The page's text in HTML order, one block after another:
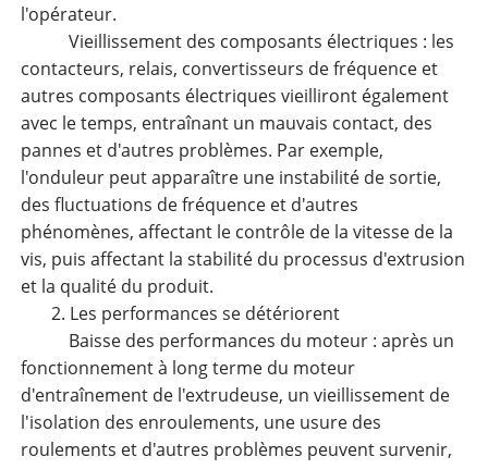
l'opérateur.
Vieillissement des composants électriques : les
contacteurs, relais, convertisseurs de fréquence et
autres composants électriques vieilliront également
avec le temps, entraînant un mauvais contact, des
pannes et d'autres problèmes. Par exemple,
l'onduleur peut apparaître une instabilité de sortie,
des fluctuations de fréquence et d'autres
phénomènes, affectant le contrôle de la vitesse de la
vis, puis affectant la stabilité du processus d'extrusion
et la qualité du produit.
2. Les performances se détériorent
Baisse des performances du moteur : après un
fonctionnement à long terme du moteur
d'entraînement de l'extrudeuse, un vieillissement de
l'isolation des enroulements, une usure des
roulements et d'autres problèmes peuvent survenir,